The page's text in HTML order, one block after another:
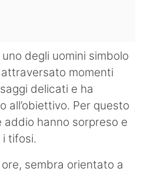
degli uomini simbolo
momenti
delicati e ha
all’obiettivo. Per questo
addio hanno sorpreso e
tifosi.
sembra orientato a